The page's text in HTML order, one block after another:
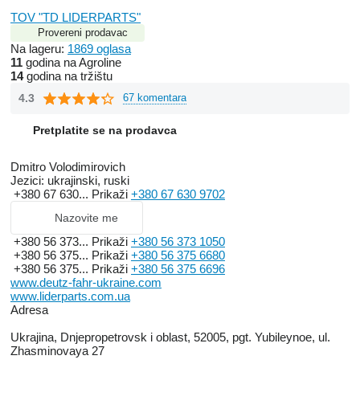
TOV "TD LIDERPARTS"
Provereni prodavac
Na lageru: 1869 oglasa
11 godina na Agroline
14godina na tržištu
4.3 67 komentara
Pretplatite se na prodavca
Dmitro Volodimirovich
Jezici: ukrajinski, ruski
+380 67 630... Prikaži +380 67 630 9702
Nazovite me
+380 56 373... Prikaži +380 56 373 1050
+380 56 375... Prikaži +380 56 375 6680
+380 56 375... Prikaži +380 56 375 6696
www.deutz-fahr-ukraine.com
www.liderparts.com.ua
Adresa
Ukrajina, Dnjepropetrovsk i oblast, 52005, pgt. Yubileynoe, ul.
Zhasminovaya 27